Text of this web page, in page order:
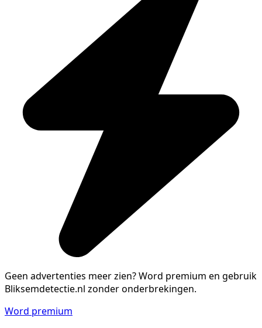
Geen advertenties meer zien?Word premium en gebruik
Bliksemdetectie.nl zonder onderbrekingen.
Word premium